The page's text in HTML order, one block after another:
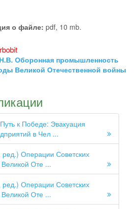
о файле: pdf, 10 mb.
Оборонная промышленность
Великой Отечественной войны
к Победе: Эвакуация
в Чел ...
Операции Советских
Оте ...
Операции Советских
Оте ...